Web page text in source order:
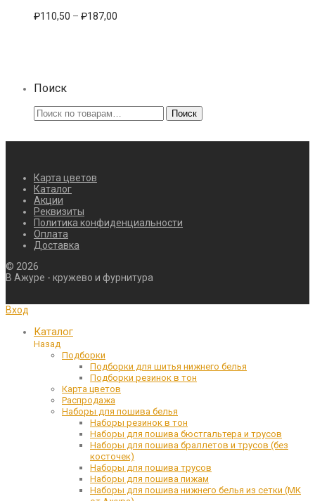
₽110,50 – ₽187,00
Поиск
Искать: Поиск
Карта цветов
Каталог
Акции
Реквизиты
Политика конфиденциальности
Оплата
Доставка
© 2026
В Ажуре - кружево и фурнитура
Вход
Каталог
Назад
Подборки
Подборки для шитья нижнего белья
Подборки резинок в тон
Карта цветов
Распродажа
Наборы для пошива белья
Наборы резинок в тон
Наборы для пошива бюстгальтера и трусов
Наборы для пошива браллетов и трусов (без
косточек)
Наборы для пошива трусов
Наборы для пошива пижам
Наборы для пошива нижнего белья из сетки (МК